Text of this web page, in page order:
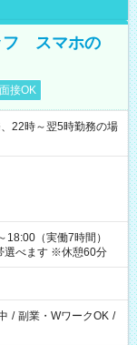
フ スマホの
接OK
22時～翌5時勤務の場
（実働7時間）
選べます ※休憩60分
/ 副業・WワークOK /